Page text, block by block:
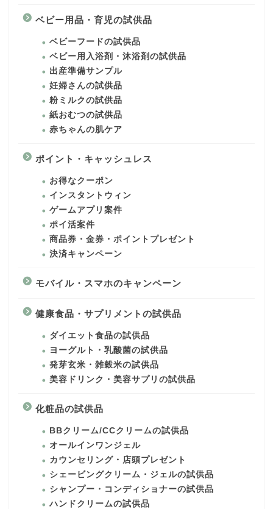
ベビー用品・育児の試供品
ベビーフードの試供品
ベビー用入浴剤・沐浴剤の試供品
出産準備サンプル
妊婦さんの試供品
粉ミルクの試供品
紙おむつの試供品
赤ちゃんの肌ケア
ポイント・キャッシュレス
お得なクーポン
インスタントウィン
ゲームアプリ案件
ポイ活案件
商品券・金券・ポイントプレゼント
決済キャンペーン
モバイル・スマホのキャンペーン
健康食品・サプリメントの試供品
ダイエット食品の試供品
ヨーグルト・乳酸菌の試供品
発芽玄米・雑穀米の試供品
美容ドリンク・美容サプリの試供品
化粧品の試供品
BBクリーム/CCクリームの試供品
オールインワンジェル
カウンセリング・店頭プレゼント
シェービングクリーム・ジェルの試供品
シャンプー・コンディショナーの試供品
ハンドクリームの試供品